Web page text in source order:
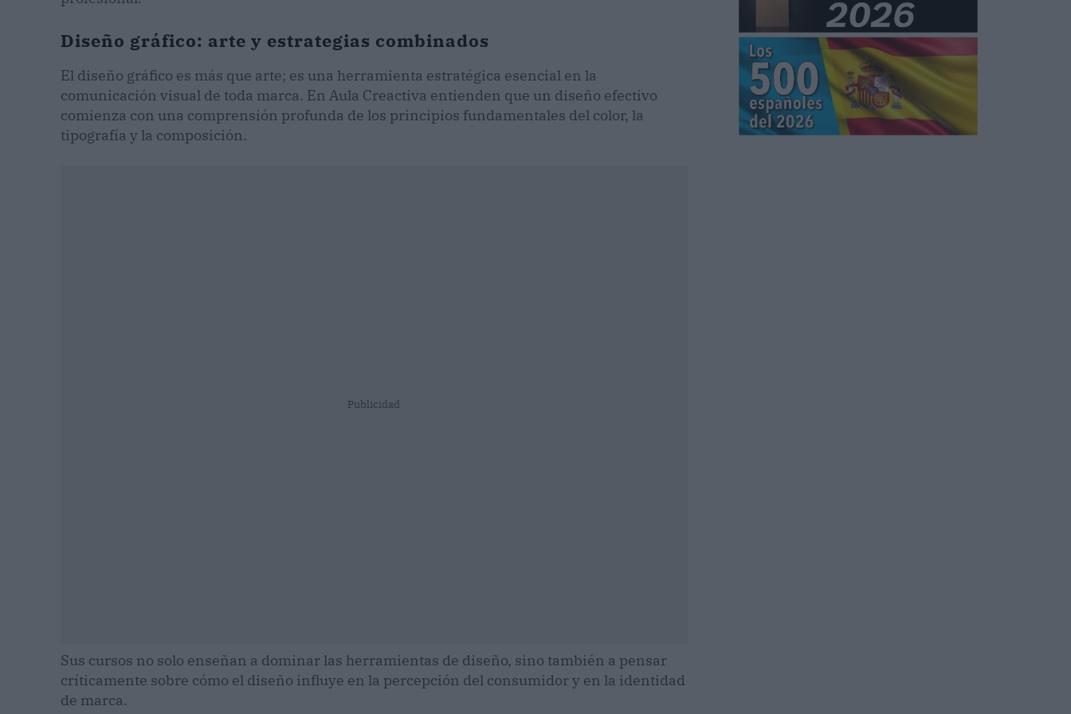
Diseño gráfico: arte y estrategias combinados
El diseño gráfico es más que arte; es una herramienta estratégica esencial en la
comunicación visual de toda marca. En Aula Creactiva entienden que un diseño efectivo
comienza con una comprensión profunda de los principios fundamentales del color, la
tipografía y la composición.
Publicidad
Sus cursos no solo enseñan a dominar las herramientas de diseño, sino también a pensar
críticamente sobre cómo el diseño influye en la percepción del consumidor y en la identidad
de marca.